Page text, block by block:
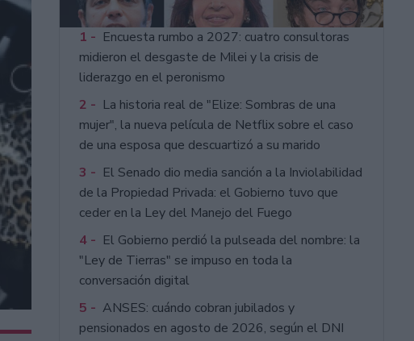
1 - Encuesta rumbo a 2027: cuatro consultoras
midieron el desgaste de Milei y la crisis de
liderazgo en el peronismo
2 - La historia real de "Elize: Sombras de una
mujer", la nueva película de Netflix sobre el caso
de una esposa que descuartizó a su marido
3 - El Senado dio media sanción a la Inviolabilidad
de la Propiedad Privada: el Gobierno tuvo que
ceder en la Ley del Manejo del Fuego
4 - El Gobierno perdió la pulseada del nombre: la
"Ley de Tierras" se impuso en toda la
conversación digital
5 - ANSES: cuándo cobran jubilados y
pensionados en agosto de 2026, según el DNI